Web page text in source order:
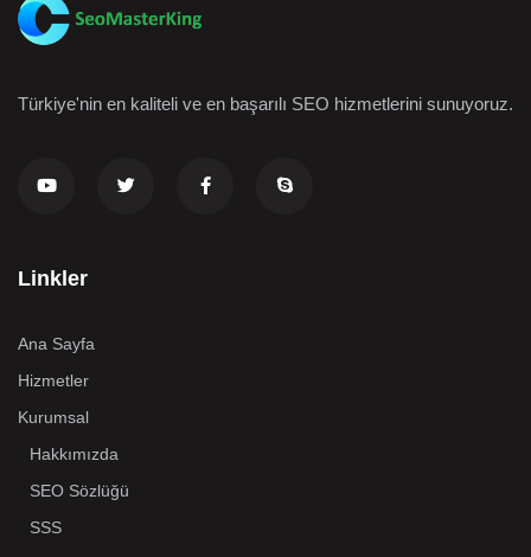
Türkiye'nin en kaliteli ve en başarılı SEO hizmetlerini sunuyoruz.
Linkler
Ana Sayfa
Hizmetler
Kurumsal
Hakkımızda
SEO Sözlüğü
SSS